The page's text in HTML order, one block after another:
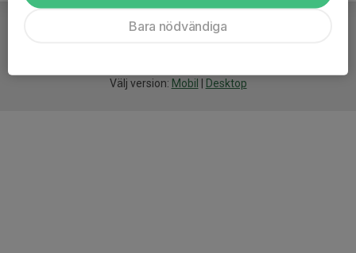
Välj version: Mobil Desktop
Bara nödvändiga